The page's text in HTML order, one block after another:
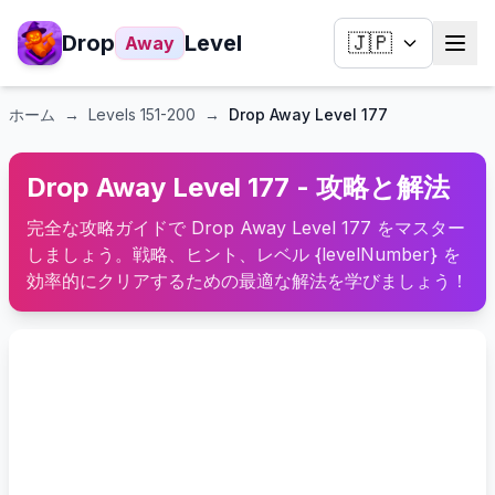
Drop Away Level 🇯🇵
ホーム → Levels 151-200 → Drop Away Level 177
Drop Away Level 177 - 攻略と解法
完全な攻略ガイドで Drop Away Level 177 をマスター
しましょう。戦略、ヒント、レベル {levelNumber} を
効率的にクリアするための最適な解法を学びましょう！